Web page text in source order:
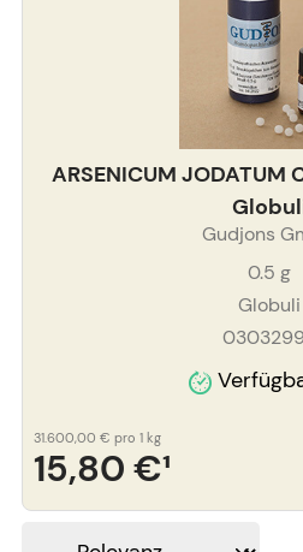
ARSENICUM
Gudjons
0.5 g
Globuli
15,80 €¹
31.600,00 € pro 1 kg